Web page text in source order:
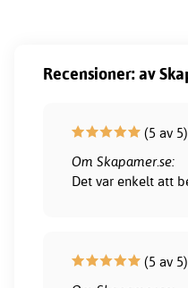
Recensioner: av
(5 av
Om Skapamer.se:
Det var enkelt att
(5 av